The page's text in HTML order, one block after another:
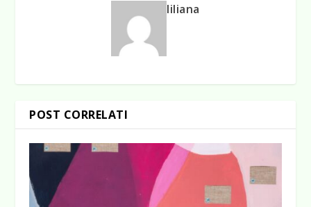
liliana
POST CORRELATI